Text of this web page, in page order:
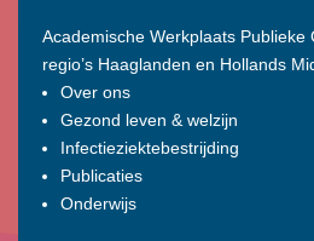
Academische Werkplaats Publieke
regio’s Haaglanden en Hollands
Over ons
Gezond leven & welzijn
Infectieziektebestrijding
Publicaties
Onderwijs